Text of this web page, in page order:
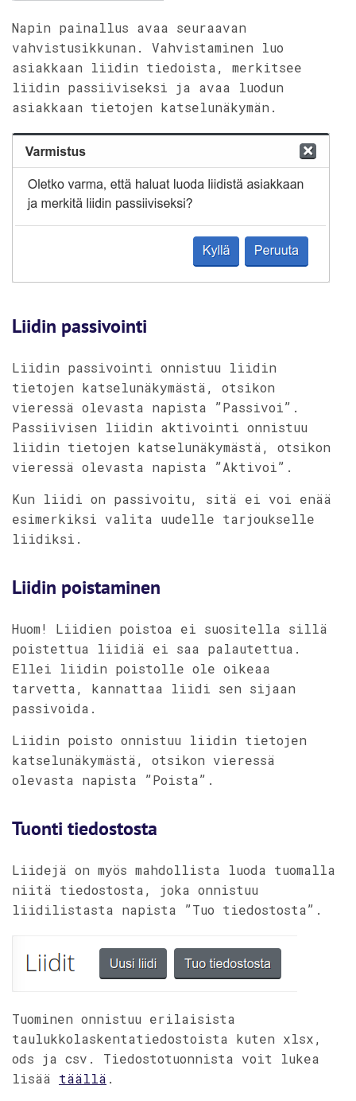
Napin painallus avaa seuraavan
vahvistusikkunan. Vahvistaminen luo
asiakkaan liidin tiedoista, merkitsee
liidin passiiviseksi ja avaa luodun
asiakkaan tietojen katselunäkymän.
Liidin passivointi
Liidin passivointi onnistuu liidin
tietojen katselunäkymästä, otsikon
vieressä olevasta napista ”Passivoi”.
Passiivisen liidin aktivointi onnistuu
liidin tietojen katselunäkymästä, otsikon
vieressä olevasta napista ”Aktivoi”.
Kun liidi on passivoitu, sitä ei voi enää
esimerkiksi valita uudelle tarjoukselle
liidiksi.
Liidin poistaminen
Huom! Liidien poistoa ei suositella sillä
poistettua liidiä ei saa palautettua.
Ellei liidin poistolle ole oikeaa
tarvetta, kannattaa liidi sen sijaan
passivoida.
Liidin poisto onnistuu liidin tietojen
katselunäkymästä, otsikon vieressä
olevasta napista ”Poista”.
Tuonti tiedostosta
Liidejä on myös mahdollista luoda tuomalla
niitä tiedostosta, joka onnistuu
liidilistasta napista ”Tuo tiedostosta”.
Tuominen onnistuu erilaisista
taulukkolaskentatiedostoista kuten xlsx,
ods ja csv. Tiedostotuonnista voit lukea
lisää täällä .